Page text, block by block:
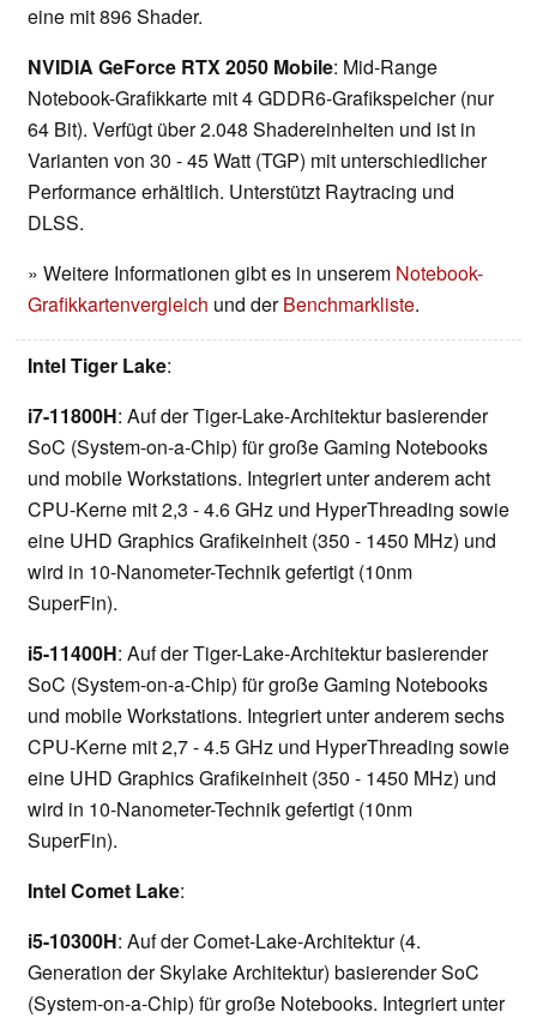
eine mit 896 Shader.
NVIDIA GeForce RTX 2050 Mobile: Mid-Range
Notebook-Grafikkarte mit 4 GDDR6-Grafikspeicher (nur
64 Bit). Verfügt über 2.048 Shadereinheiten und ist in
Varianten von 30 - 45 Watt (TGP) mit unterschiedlicher
Performance erhältlich. Unterstützt Raytracing und
DLSS.
» Weitere Informationen gibt es in unserem Notebook-
Grafikkartenvergleich und derBenchmarkliste.
Intel Tiger Lake:
i7-11800H: Auf der Tiger-Lake-Architektur basierender
SoC (System-on-a-Chip) für große Gaming Notebooks
und mobile Workstations. Integriert unter anderem acht
CPU-Kerne mit 2,3 - 4.6 GHz und HyperThreading sowie
eine UHD Graphics Grafikeinheit (350 - 1450 MHz) und
wird in 10-Nanometer-Technik gefertigt (10nm
SuperFin).
i5-11400H: Auf der Tiger-Lake-Architektur basierender
SoC (System-on-a-Chip) für große Gaming Notebooks
und mobile Workstations. Integriert unter anderem sechs
CPU-Kerne mit 2,7 - 4.5 GHz und HyperThreading sowie
eine UHD Graphics Grafikeinheit (350 - 1450 MHz) und
wird in 10-Nanometer-Technik gefertigt (10nm
SuperFin).
Intel Comet Lake:
i5-10300H: Auf der Comet-Lake-Architektur (4.
Generation der Skylake Architektur) basierender SoC
(System-on-a-Chip) für große Notebooks. Integriert unter